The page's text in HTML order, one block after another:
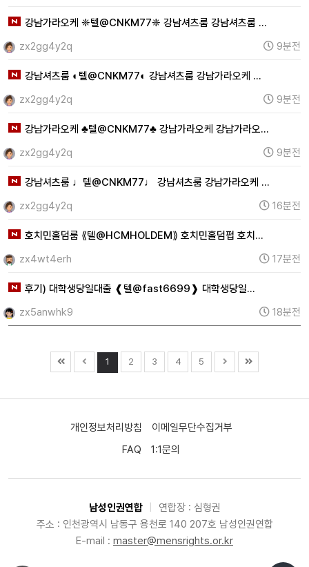
강남가라오케 ❈텔@CNKM77❈ 강남셔츠룸 강남셔츠룸 …
zx2gg4y2q
9분전
강남셔츠룸 ◐텔@CNKM77◐ 강남셔츠룸 강남가라오케 …
zx2gg4y2q
9분전
강남가라오케 ♣텔@CNKM77♣ 강남가라오케 강남가라오…
zx2gg4y2q
9분전
강남셔츠룸 ♩텔@CNKM77♩ 강남셔츠룸 강남가라오케 …
zx2gg4y2q
16분전
호치민홀덤룸 ⟪텔@HCMHOLDEM⟫ 호치민홀덤펍 호치…
zx4wt4erh
17분전
후기) 대학생당일대출 ❰텔@fast6699❱ 대학생당일…
zx5anwhk9
18분전
1 2 3 4 5
개인정보처리방침
이메일무단수집거부
FAQ
1:1문의
남성인권연합
연합장 : 심형권
주소 : 인천광역시 남동구 용천로 140 207호 남성인권연합
E-mail : master@mensrights.or.kr